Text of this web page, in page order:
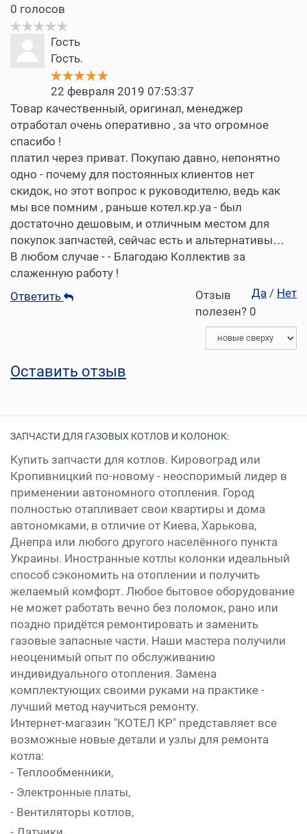
0 голосов
Гость
Гость.
22 февраля 2019 07:53:37
Товар качественный, оригинал, менеджер
отработал очень оперативно , за что огромное
спасибо !
платил через приват. Покупаю давно, непонятно
одно - почему для постоянных клиентов нет
скидок, но этот вопрос к руководителю, ведь как
мы все помним , раньше котел.кр.уа - был
достаточно дешовым, и отличным местом для
покупок запчастей, сейчас есть и альтернативы…
В любом случае - - Благодаю Коллектив за
слаженную работу !
Да / Нет
Отзыв
полезен? 0
Ответить
Оставить отзыв
ЗАПЧАСТИ ДЛЯ ГАЗОВЫХ КОТЛОВ И КОЛОНОК:
Купить запчасти для котлов. Кировоград или
Кропивницкий по-новому - неоспоримый лидер в
применении автономного отопления. Город
полностью отапливает свои квартиры и дома
автономками, в отличие от Киева, Харькова,
Днепра или любого другого населённого пункта
Украины. Иностранные котлы колонки идеальный
способ сэкономить на отоплении и получить
желаемый комфорт. Любое бытовое оборудование
не может работать вечно без поломок, рано или
поздно придётся ремонтировать и заменить
газовые запасные части. Наши мастера получили
неоценимый опыт по обслуживанию
индивидуального отопления. Замена
комплектующих своими руками на практике -
лучший метод научиться ремонту.
Интернет-магазин "КОТЕЛ КР" представляет все
возможные новые детали и узлы для ремонта
котла:
- Теплообменники,
- Электронные платы,
- Вентиляторы котлов,